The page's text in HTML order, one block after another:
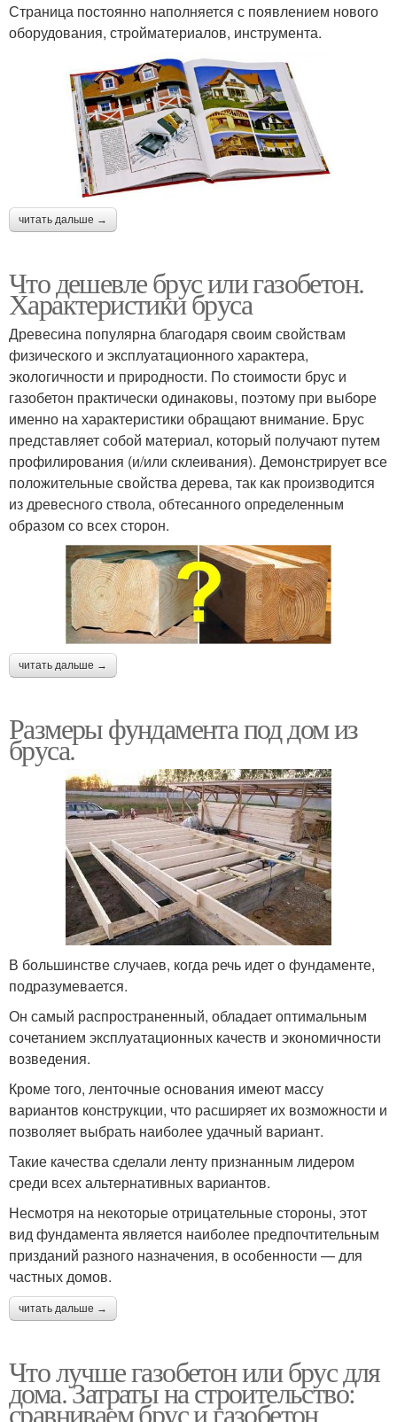
Страница постоянно наполняется с появлением нового
оборудования, стройматериалов, инструмента.
читать дальше →
Что дешевле брус или газобетон.
Характеристики бруса
Древесина популярна благодаря своим свойствам
физического и эксплуатационного характера,
экологичности и природности. По стоимости брус и
газобетон практически одинаковы, поэтому при выборе
именно на характеристики обращают внимание. Брус
представляет собой материал, который получают путем
профилирования (и/или склеивания). Демонстрирует все
положительные свойства дерева, так как производится
из древесного ствола, обтесанного определенным
образом со всех сторон.
читать дальше →
Размеры фундамента под дом из
бруса.
В большинстве случаев, когда речь идет о фундаменте,
подразумевается.
Он самый распространенный, обладает оптимальным
сочетанием эксплуатационных качеств и экономичности
возведения.
Кроме того, ленточные основания имеют массу
вариантов конструкции, что расширяет их возможности и
позволяет выбрать наиболее удачный вариант.
Такие качества сделали ленту признанным лидером
среди всех альтернативных вариантов.
Несмотря на некоторые отрицательные стороны, этот
вид фундамента является наиболее предпочтительным
призданий разного назначения, в особенности — для
частных домов.
читать дальше →
Что лучше газобетон или брус для
дома. Затраты на строительство:
сравниваем брус и газобетон